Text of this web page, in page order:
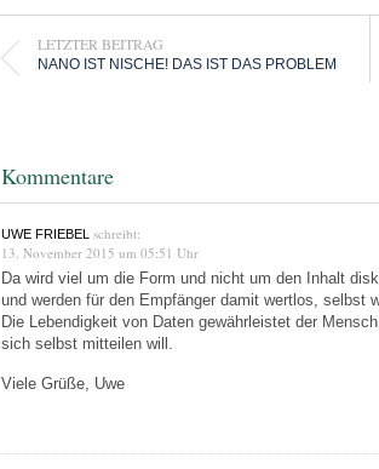
LETZTER BEITRAG
NANO IST NISCHE! DAS IST DAS PROBLEM
Kommentare
UWE FRIEBEL schreibt:
13. November 2015 um 05:51 Uhr
Da wird viel um die Form und nicht um den Inhalt
und werden für den Empfänger damit wertlos, selbst
Die Lebendigkeit von Daten gewährleistet der
sich selbst mitteilen will.
Viele Grüße, Uwe